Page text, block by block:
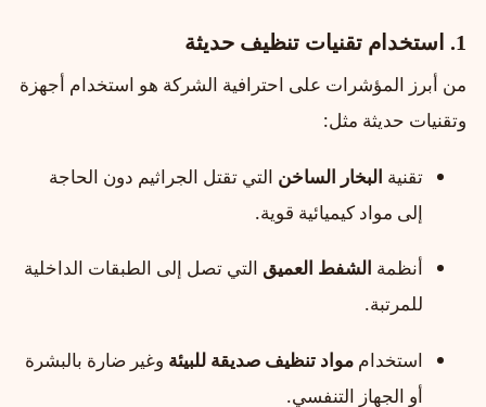
1. استخدام تقنيات تنظيف حديثة
من أبرز المؤشرات على احترافية الشركة هو استخدام أجهزة
وتقنيات حديثة مثل:
تقنية البخار الساخن التي تقتل الجراثيم دون الحاجة
إلى مواد كيميائية قوية.
أنظمة الشفط العميق التي تصل إلى الطبقات الداخلية
للمرتبة.
استخدام مواد تنظيف صديقة للبيئة وغير ضارة بالبشرة
أو الجهاز التنفسي.